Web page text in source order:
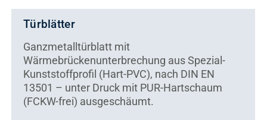
Türblätter
Ganzmetalltürblatt mit
Wärmebrückenunterbrechung aus Spezial-
Kunststoffprofil (Hart-PVC), nach DIN EN
13501 – unter Druck mit PUR-Hartschaum
(FCKW-frei) ausgeschäumt.